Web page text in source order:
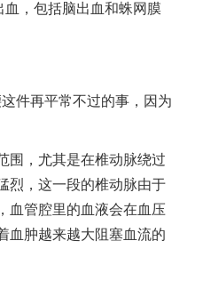
血，包括脑出血和蛛网膜
件再平常不过的事，因为
围，尤其是在椎动脉绕过
烈，这一段的椎动脉由于
血管腔里的血液会在血压
血肿越来越大阻塞血流的